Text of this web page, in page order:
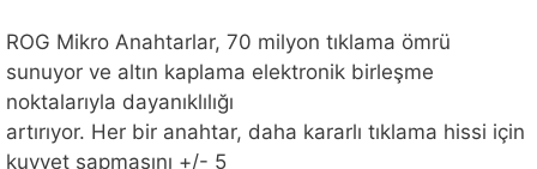
ROG Mikro Anahtarlar, 70 milyon tıklama ömrü
sunuyor ve altın kaplama elektronik birleşme
noktalarıyla dayanıklılığı
artırıyor. Her bir anahtar, daha kararlı tıklama hissi için
kuvvet sapmasını +/- 5